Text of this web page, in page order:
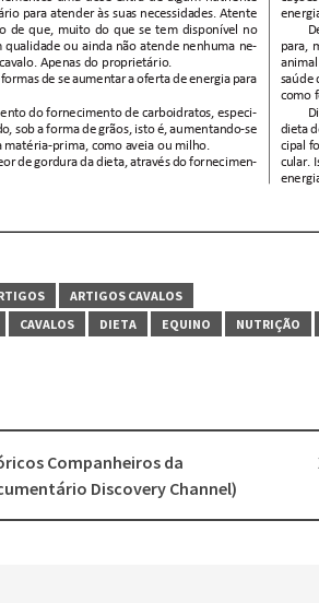
ARTIGOS CAVALOS
CAVALOS DIETA EQUINO NUTRIÇÃO
Companheiros da
Discovery Channel)